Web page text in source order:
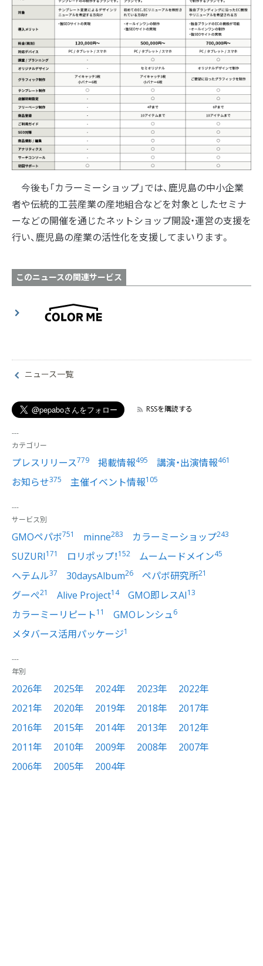
今後も「カラーミーショップ」では、鹿児島の中小企業
者や伝統的工芸産業の産地組合などを対象としたセミナ
ーなどの開催を通じたネットショップ開設・運営の支援を
行い、鹿児島の産業の活性化を支援してまいります。
このニュースの関連サービス
ニュース一覧
RSSを購読する
カテゴリー
プレスリリース779 掲載情報495 講演・出演情報461
お知らせ375 主催イベント情報105
サービス別
GMOペパボ751 minne283 カラーミーショップ243
SUZURI171 ロリポップ！152 ムームードメイン45
ヘテムル37 30daysAlbum26 ペパボ研究所21
グーぺ21 Alive Project14 GMO即レスAI13
カラーミーリピート11 GMOレンシュ6
メタバース活用パッケージ1
年別
2026年 2025年 2024年 2023年
2022年
2021年
2020年 2019年 2018年
2017年
2016年
2015年 2014年 2013年
2012年
2011年
2010年 2009年 2008年
2007年
2006年
2005年 2004年